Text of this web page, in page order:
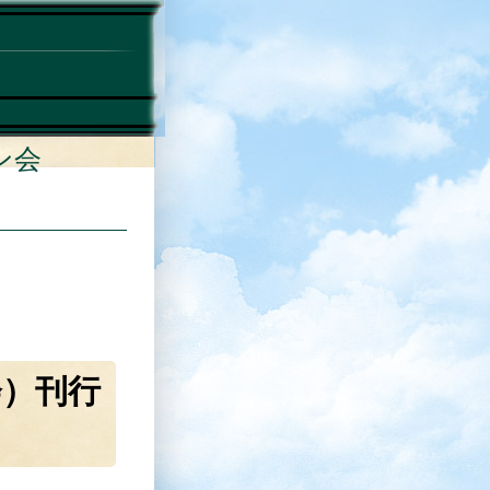
会
刊行